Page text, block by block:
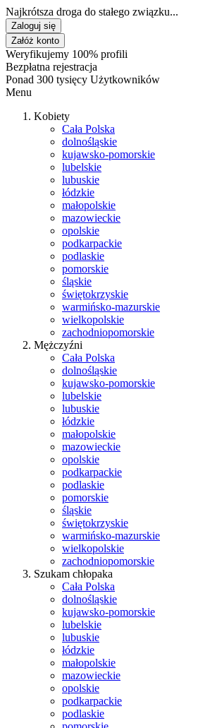
Najkrótsza droga do stałego związku...
Zaloguj się
Załóż konto
Weryfikujemy 100% profili
Bezpłatna rejestracja
Ponad 300 tysięcy Użytkowników
Menu
Kobiety
Cała Polska
dolnośląskie
kujawsko-pomorskie
lubelskie
lubuskie
łódzkie
małopolskie
mazowieckie
opolskie
podkarpackie
podlaskie
pomorskie
śląskie
świętokrzyskie
warmińsko-mazurskie
wielkopolskie
zachodniopomorskie
Mężczyźni
Cała Polska
dolnośląskie
kujawsko-pomorskie
lubelskie
lubuskie
łódzkie
małopolskie
mazowieckie
opolskie
podkarpackie
podlaskie
pomorskie
śląskie
świętokrzyskie
warmińsko-mazurskie
wielkopolskie
zachodniopomorskie
Szukam chłopaka
Cała Polska
dolnośląskie
kujawsko-pomorskie
lubelskie
lubuskie
łódzkie
małopolskie
mazowieckie
opolskie
podkarpackie
podlaskie